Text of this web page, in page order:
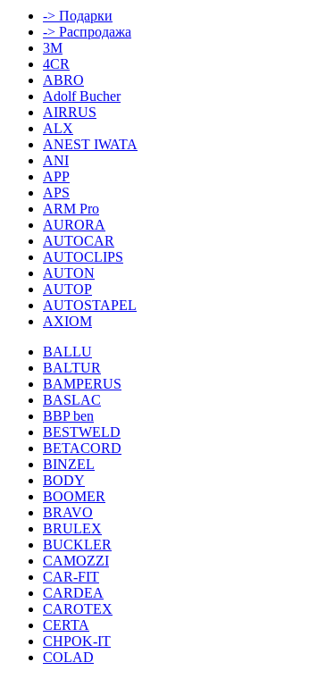
-> Подарки
-> Распродажа
3M
4CR
ABRO
Adolf Bucher
AIRRUS
ALX
ANEST IWATA
ANI
APP
APS
ARM Pro
AURORA
AUTOCAR
AUTOCLIPS
AUTON
AUTOP
AUTOSTAPEL
AXIOM
BALLU
BALTUR
BAMPERUS
BASLAC
BBP ben
BESTWELD
BETACORD
BINZEL
BODY
BOOMER
BRAVO
BRULEX
BUCKLER
CAMOZZI
CAR-FIT
CARDEA
CAROTEX
CERTA
CHPOK-IT
COLAD